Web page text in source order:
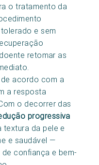
o tratamento da
tolerado e sem
retomar as
acordo com a
a resposta
o decorrer das
progressiva
textura da pele e
e saudável —
confiança e bem-